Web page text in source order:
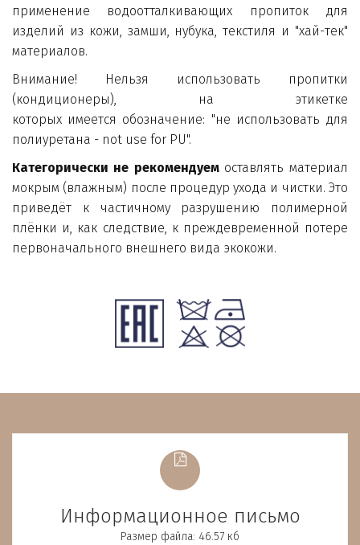
применение водоотталкивающих пропиток для
изделий из кожи, замши, нубука, текстиля и "хай-тек"
материалов.
Внимание! Нельзя использовать пропитки
(кондиционеры), на этикетке
которых имеется обозначение: "не использовать для
полиуретана - not use for PU".
Категорически не рекомендуемоставлять материал
мокрым (влажным) после процедур ухода и чистки. Это
приведёт к частичному разрушению полимерной
плёнки и, как следствие, к преждевременной потере
первоначального внешнего вида экокожи.
Информационное письмо
Размер файла: 46.57 кб